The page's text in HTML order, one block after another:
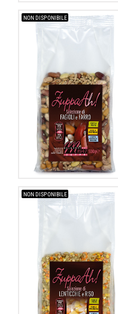
NON DISPONIBILE
NON DISPONIBILE